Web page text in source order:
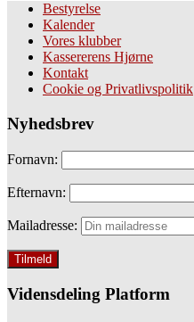
Bestyrelse
Kalender
Vores klubber
Kassererens Hjørne
Kontakt
Cookie og Privatlivspolitik
Nyhedsbrev
Fornavn:
Efternavn:
Mailadresse:
Vidensdeling Platform